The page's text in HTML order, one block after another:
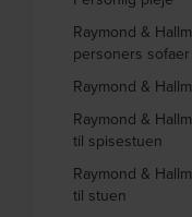
Raymond &
personers sofaer
Raymond &
Raymond &
til spisestuen
Raymond &
til stuen